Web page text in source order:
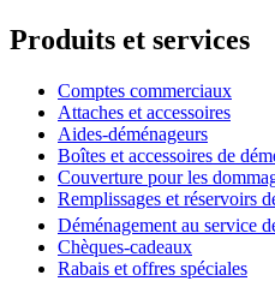
Produits et services
Comptes commerciaux
Attaches et accessoires
Aides-déménageurs
Boîtes et accessoires de
Couverture pour les
Remplissages et réservoirs
Déménagement au service
Chèques-cadeaux
Rabais et offres spéciales